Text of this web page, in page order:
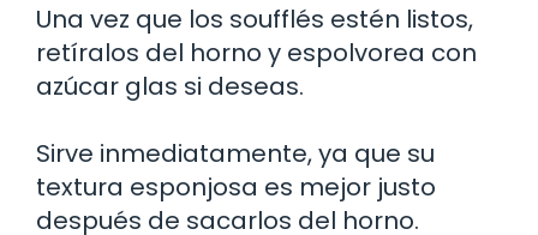
Una vez que los soufflés estén listos,
retíralos del horno y espolvorea con
azúcar glas si deseas.
Sirve inmediatamente, ya que su
textura esponjosa es mejor justo
después de sacarlos del horno.